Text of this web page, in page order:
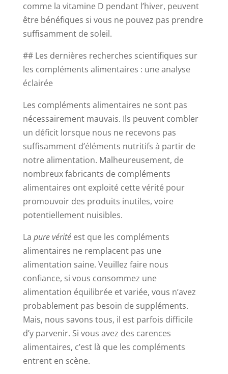
comme la vitamine D pendant l’hiver, peuvent
être bénéfiques si vous ne pouvez pas prendre
suffisamment de soleil.
## Les dernières recherches scientifiques sur
les compléments alimentaires : une analyse
éclairée
Les compléments alimentaires ne sont pas
nécessairement mauvais. Ils peuvent combler
un déficit lorsque nous ne recevons pas
suffisamment d’éléments nutritifs à partir de
notre alimentation. Malheureusement, de
nombreux fabricants de compléments
alimentaires ont exploité cette vérité pour
promouvoir des produits inutiles, voire
potentiellement nuisibles.
La pure véritéest que les compléments
alimentaires ne remplacent pas une
alimentation saine. Veuillez faire nous
confiance, si vous consommez une
alimentation équilibrée et variée, vous n’avez
probablement pas besoin de suppléments.
Mais, nous savons tous, il est parfois difficile
d’y parvenir. Si vous avez des carences
alimentaires, c’est là que les compléments
entrent en scène.